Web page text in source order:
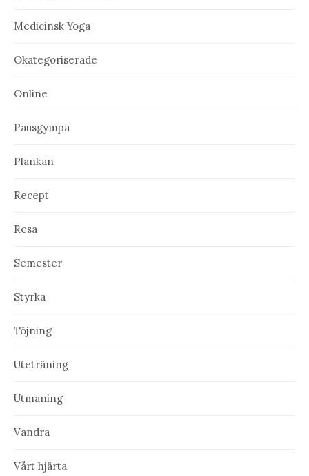
Medicinsk Yoga
Okategoriserade
Online
Pausgympa
Plankan
Recept
Resa
Semester
Styrka
Töjning
Uteträning
Utmaning
Vandra
Vårt hjärta